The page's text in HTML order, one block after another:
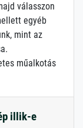
válasszon
egyéb
mint az
műalkotás
illik-e